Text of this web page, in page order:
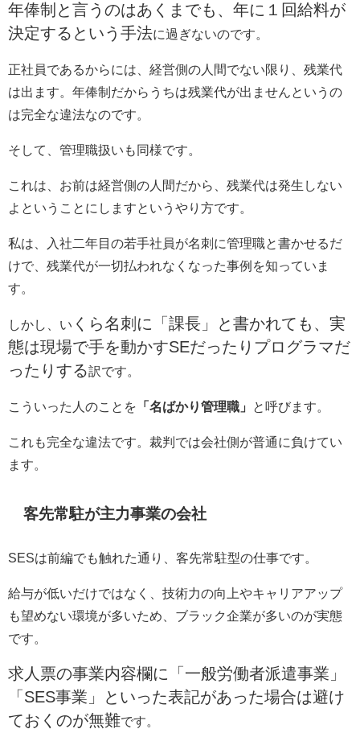
年俸制と言うのはあくまでも、年に１回給料が
決定するという手法に過ぎないのです。
正社員であるからには、経営側の人間でない限り、残業代
は出ます。年俸制だからうちは残業代が出ませんというの
は完全な違法なのです。
そして、管理職扱いも同様です。
これは、お前は経営側の人間だから、残業代は発生しない
よということにしますというやり方です。
私は、入社二年目の若手社員が名刺に管理職と書かせるだ
けで、残業代が一切払われなくなった事例を知っていま
す。
しかし、い くら名刺に「課長」と書かれても、実
態は現場で手を動かすSEだったりプログラマだ
ったりする訳です。
こういった人のことを 「名ばかり管理職」 と呼びます。
これも完全な違法です。裁判では会社側が普通に負けてい
ます。
客先常駐が主力事業の会社
SESは前編でも触れた通り、客先常駐型の仕事です。
給与が低いだけではなく、技術力の向上やキャリアアップ
も望めない環境が多いため、ブラック企業が多いのが実態
です。
求人票の事業内容欄に「一般労働者派遣事業」
「SES事業」といった表記があった場合は避け
ておくのが無難です。